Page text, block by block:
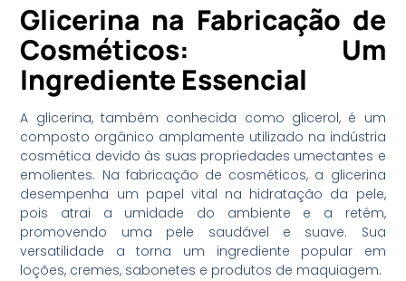
Glicerina na Fabricação de
Cosméticos: Um
Ingrediente Essencial
A glicerina, também conhecida como glicerol, é um
composto orgânico amplamente utilizado na indústria
cosmética devido às suas propriedades umectantes e
emolientes. Na fabricação de cosméticos, a glicerina
desempenha um papel vital na hidratação da pele,
pois atrai a umidade do ambiente e a retém,
promovendo uma pele saudável e suave. Sua
versatilidade a torna um ingrediente popular em
loções, cremes, sabonetes e produtos de maquiagem.